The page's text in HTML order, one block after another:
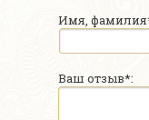
Имя,
Ваш отзыв*: